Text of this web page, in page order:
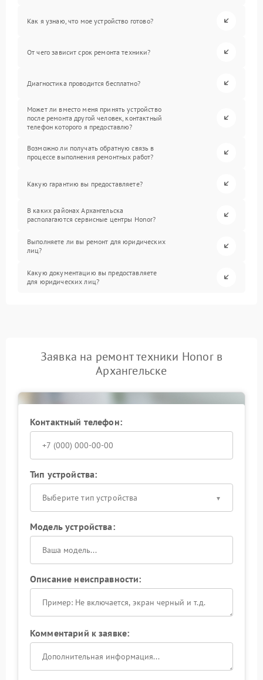
Как я узнаю, что мое устройство готово?
От чего зависит срок ремонта техники?
Диагностика проводится бесплатно?
Может ли вместо меня принять устройство
после ремонта другой человек, контактный
телефон которого я предоставлю?
Возможно ли получать обратную связь в
процессе выполнения ремонтных работ?
Какую гарантию вы предоставляете?
В каких районах Архангельска
располагаются сервисные центры Honor?
Выполняете ли вы ремонт для юридических
лиц?
Какую документацию вы предоставляете
для юридических лиц?
Заявка на ремонт техники Honor в
Архангельске
Контактный телефон:
Тип устройства:
Выберите тип устройства
Модель устройства:
Описание неисправности:
Комментарий к заявке: